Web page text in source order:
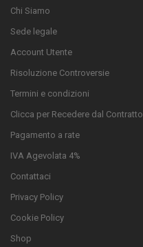
Chi Siamo
Sede legale
Account Utente
Risoluzione Controversie
Termini e condizioni
Clicca per Recedere dal Contratto
Pagamento a rate
IVA Agevolata 4%
Contattaci
Privacy Policy
Cookie Policy
Shop